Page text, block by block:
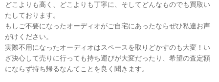
どこよりも高く、どこよりも丁寧に、そしてどんなものでも買取い
たしております。
もしご不要になったオーディオがご自宅にあったならぜひ私達お声
がけください。
実際不用になったオーディオはスペースを取りどかすのも大変！い
ざ決心して売りに行っても持ち運びが大変だったり、希望の査定額
にならず持ち帰るなんてことを良く聞きます。